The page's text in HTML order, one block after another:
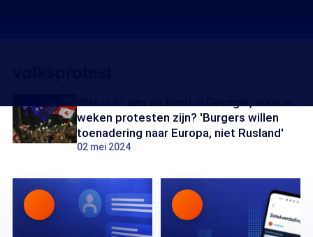
weken protesten zijn? 'Burgers willen
toenadering naar Europa, niet Rusland'
02 mei 2024